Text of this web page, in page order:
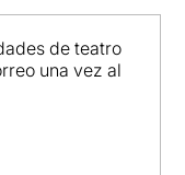
de teatro
una vez al